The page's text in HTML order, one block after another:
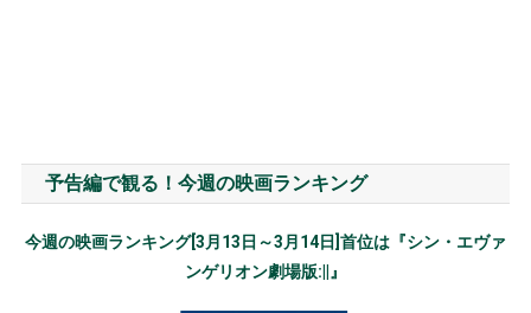
予告編で観る！今週の映画ランキング
今週の映画ランキング[3月13日～3月14日]首位は『シン・エヴァ
ンゲリオン劇場版:||』